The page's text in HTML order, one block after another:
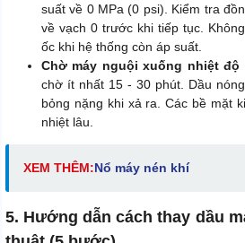
suất về 0 MPa (0 psi). Kiểm tra
về vạch 0 trước khi tiếp tục.
ốc khi hệ thống còn áp suất.
Chờ máy nguội xuống nhiệt độ
chờ ít nhất 15 - 30 phút. Dầu
bỏng nặng khi xả ra. Các bề mặt
nhiệt lâu.
XEM THÊM:Nổ máy nén khí
5. Hướng dẫn cách thay dầu